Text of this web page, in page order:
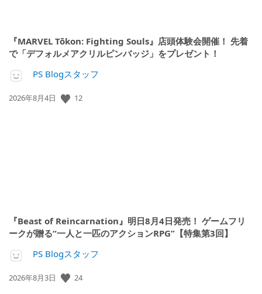
『MARVEL Tōkon: Fighting Souls』店頭体験会開催！ 先着
で「デフォルメアクリルピンバッジ」をプレゼント！
PS Blogスタッフ
公
2026年8月4日 12
『Beast of Reincarnation』明日8月4日発売！ ゲームフリ
ークが贈る“一人と一匹のアクションRPG”【特集第3回】
PS Blogスタッフ
公
2026年8月3日 24